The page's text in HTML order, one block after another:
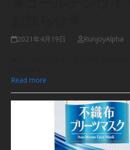
2021年4月19日 RunjoyAlpha
Read more